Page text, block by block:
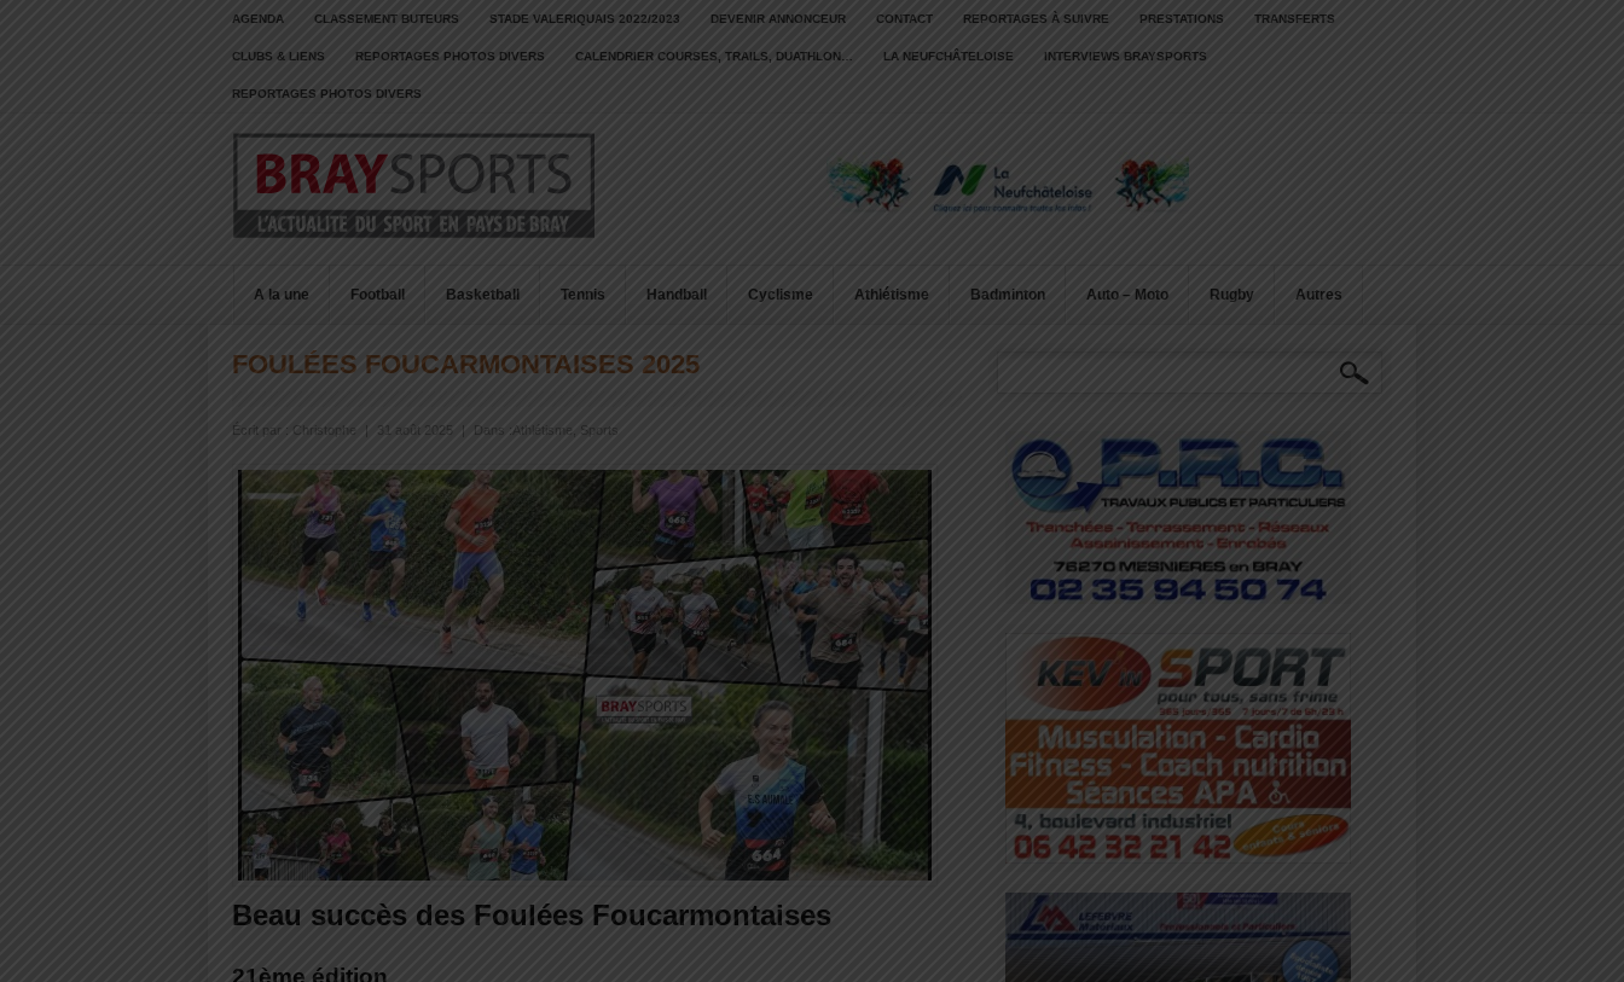
AGENDA CLASSEMENT BUTEURS STADE VALERIQUAIS 2022/2023 DEVENIR ANNONCEUR CONTACT REPORTAGES À SUIVRE PRESTATIONS TRANSFERTS
CLUBS & LIENS REPORTAGES PHOTOS DIVERS CALENDRIER COURSES, TRAILS, DUATHLON… LA NEUFCHÂTELOISE INTERVIEWS BRAYSPORTS
REPORTAGES PHOTOS DIVERS
A la une Football Basketball Tennis Handball Cyclisme Athlétisme Badminton Auto – Moto Rugby Autres
FOULÉES FOUCARMONTAISES 2025
Écrit par : Christophe 31 août 2025 Dans :Athlétisme Sports
Beau succès des Foulées Foucarmontaises
21ème édition